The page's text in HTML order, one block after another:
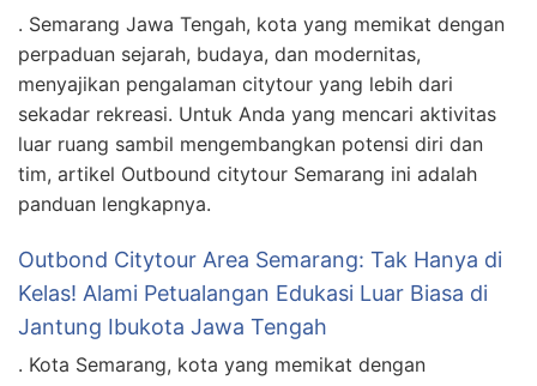
. Semarang Jawa Tengah, kota yang memikat dengan
perpaduan sejarah, budaya, dan modernitas,
menyajikan pengalaman citytour yang lebih dari
sekadar rekreasi. Untuk Anda yang mencari aktivitas
luar ruang sambil mengembangkan potensi diri dan
tim, artikel Outbound citytour Semarang ini adalah
panduan lengkapnya.
Outbond Citytour Area Semarang: Tak Hanya di
Kelas! Alami Petualangan Edukasi Luar Biasa di
Jantung Ibukota Jawa Tengah
. Kota Semarang, kota yang memikat dengan